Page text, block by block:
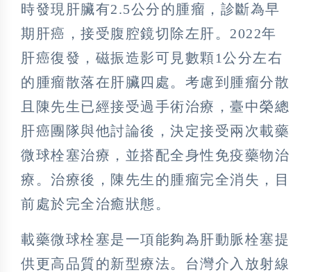
時發現肝臟有2.5公分的腫瘤，診斷為早
期肝癌，接受腹腔鏡切除左肝。2022年
肝癌復發，磁振造影可見數顆1公分左右
的腫瘤散落在肝臟四處。考慮到腫瘤分散
且陳先生已經接受過手術治療，臺中榮總
肝癌團隊與他討論後，決定接受兩次載藥
微球栓塞治療，並搭配全身性免疫藥物治
療。治療後，陳先生的腫瘤完全消失，目
前處於完全治癒狀態。
載藥微球栓塞是一項能夠為肝動脈栓塞提
供更高品質的新型療法。台灣介入放射線